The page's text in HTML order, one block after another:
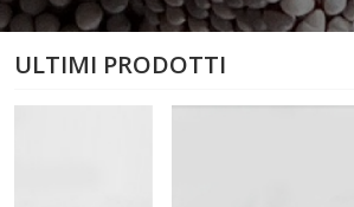
ULTIMI PRODOTTI